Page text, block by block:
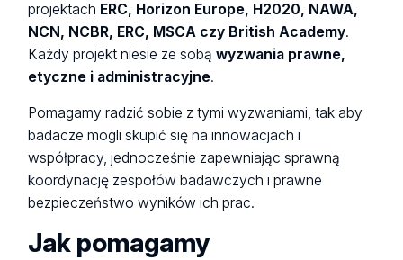
projektach ERC, Horizon Europe, H2020, NAWA,
NCN, NCBR, ERC, MSCA czy British Academy.
Każdy projekt niesie ze sobąwyzwania prawne,
etyczne i administracyjne.
Pomagamy radzić sobie z tymi wyzwaniami, tak aby
badacze mogli skupić się na innowacjach i
współpracy, jednocześnie zapewniając sprawną
koordynację zespołów badawczych i prawne
bezpieczeństwo wyników ich prac.
Jak pomagamy